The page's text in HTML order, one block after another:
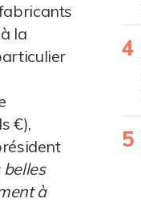
la
€),
à